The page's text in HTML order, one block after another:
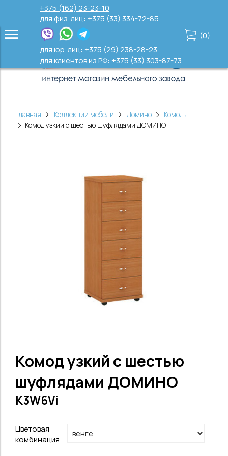
+375 (162) 23-23-10
для физ. лиц: +375 (33) 334-72-85
для юр. лиц: +375 (29) 238-28-23
для клиентов из РФ: +375 (33) 303-87-73
(0)
Главная Коллекции мебели Домино
Комоды
Комод узкий с шестью шуфлядами ДОМИНО
Комод узкий с шестью
шуфлядами ДОМИНО
K3W6Vi
Цветовая
комбинация